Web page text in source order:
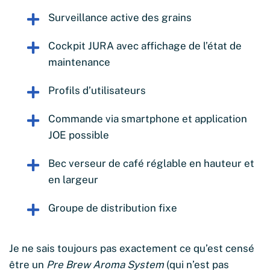
Surveillance active des grains
Cockpit JURA avec affichage de l’état de
maintenance
Profils d’utilisateurs
Commande via smartphone et application
JOE possible
Bec verseur de café réglable en hauteur et
en largeur
Groupe de distribution fixe
Je ne sais toujours pas exactement ce qu’est censé
être un Pre Brew Aroma System(qui n’est pas